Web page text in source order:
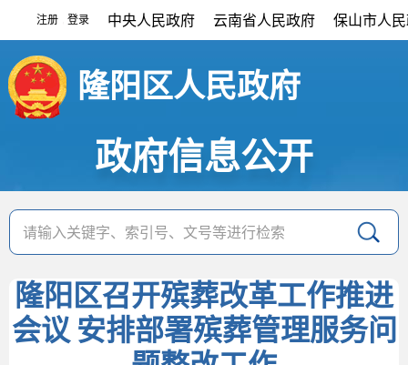
注册 登录 中央人民政府 云南省人民政府 保山市人
隆阳区人民政府
政府信息公开
隆阳区召开殡葬改革工作推进
会议 安排部署殡葬管理服务问